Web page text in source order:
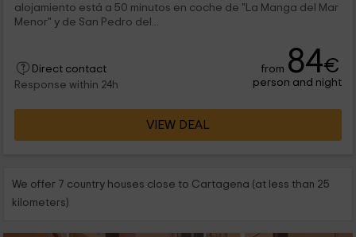
alojamiento está a 50 minutos en coche de "La Manga del Mar
Menor" y de San Pedro del...
Direct contact
Response within 24h
from 84€
person and night
VIEW DEAL
We offer 7 country houses close to Cartagena (at less than 25
kilometers)